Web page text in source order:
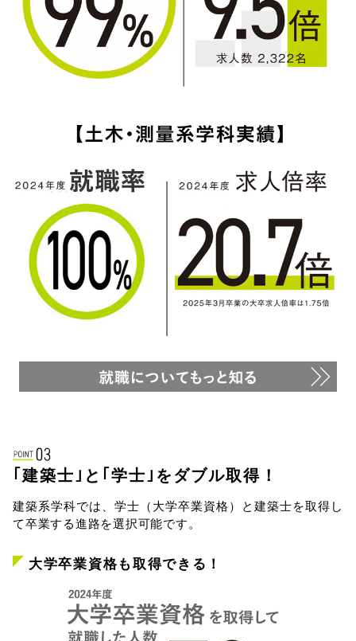
｢建築士｣と｢学士｣をダブル取得！
建築系学科では、学士（大学卒業資格）と建築士を取得し
て卒業する進路を選択可能です。
大学卒業資格も取得できる！